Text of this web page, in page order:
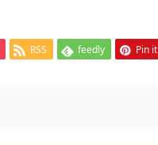
RSS feedly Pin it